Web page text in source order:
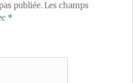
publiée.Les champs
*